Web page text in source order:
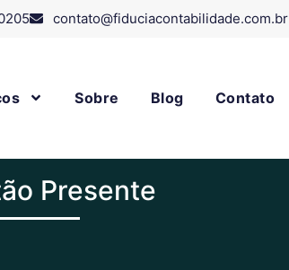
contato@fiduciacontabilidade.com.br
Sobre Blog Contato
Presente